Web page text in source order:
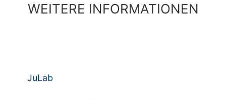
WEITERE INFORMATIONEN
JuLab